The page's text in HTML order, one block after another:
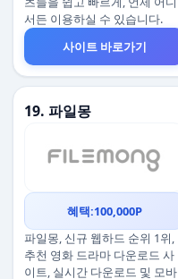
서든 이용하실 수 있습니다.
사이트 바로가기
19. 파일몽
혜택:100,000P
파일몽, 신규 웹하드 순위 1위,
추천 영화 드라마 다운로드 사
이트, 실시간 다운로드 및 모바